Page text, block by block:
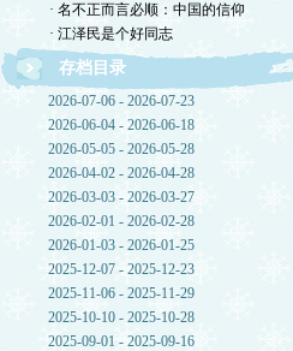
· 名不正而言必顺：中国的信仰
· 江泽民是个好同志
存档目录
2026-07-06 - 2026-07-23
2026-06-04 - 2026-06-18
2026-05-05 - 2026-05-28
2026-04-02 - 2026-04-28
2026-03-03 - 2026-03-27
2026-02-01 - 2026-02-28
2026-01-03 - 2026-01-25
2025-12-07 - 2025-12-23
2025-11-06 - 2025-11-29
2025-10-10 - 2025-10-28
2025-09-01 - 2025-09-16